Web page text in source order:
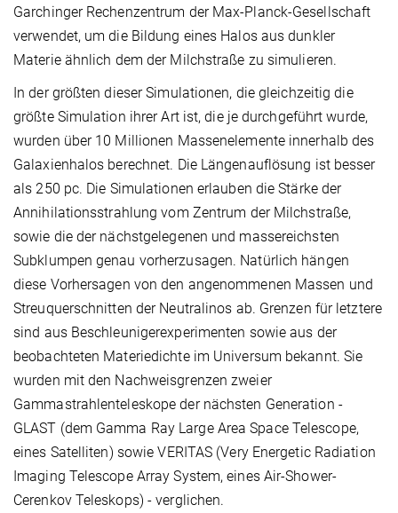
Garchinger Rechenzentrum der Max-Planck-Gesellschaft
verwendet, um die Bildung eines Halos aus dunkler
Materie ähnlich dem der Milchstraße zu simulieren.
In der größten dieser Simulationen, die gleichzeitig die
größte Simulation ihrer Art ist, die je durchgeführt wurde,
wurden über 10 Millionen Massenelemente innerhalb des
Galaxienhalos berechnet. Die Längenauflösung ist besser
als 250 pc. Die Simulationen erlauben die Stärke der
Annihilationsstrahlung vom Zentrum der Milchstraße,
sowie die der nächstgelegenen und massereichsten
Subklumpen genau vorherzusagen. Natürlich hängen
diese Vorhersagen von den angenommenen Massen und
Streuquerschnitten der Neutralinos ab. Grenzen für letztere
sind aus Beschleunigerexperimenten sowie aus der
beobachteten Materiedichte im Universum bekannt. Sie
wurden mit den Nachweisgrenzen zweier
Gammastrahlenteleskope der nächsten Generation -
GLAST (dem Gamma Ray Large Area Space Telescope,
eines Satelliten) sowie VERITAS (Very Energetic Radiation
Imaging Telescope Array System, eines Air-Shower-
Cerenkov Teleskops) - verglichen.